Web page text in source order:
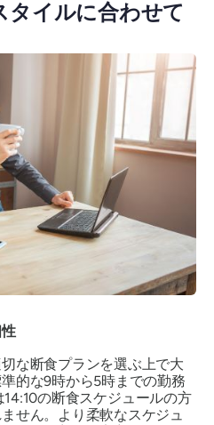
イルに合わせて
な断食プランを選ぶ上で大
的な9時から5時までの勤務
の断食スケジュールの方
せん。より柔軟なスケジュ